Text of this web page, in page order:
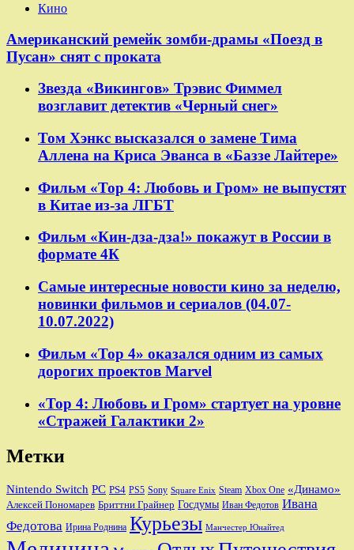
Кино
Американский ремейк зомби-драмы «Поезд в
Пусан» снят с проката
Звезда «Викингов» Трэвис Фиммел
возглавит детектив «Черный снег»
Том Хэнкс высказался о замене Тима
Аллена на Криса Эванса в «Баззе Лайтере»
Фильм «Тор 4: Любовь и Гром» не выпустят
в Китае из-за ЛГБТ
Фильм «Кин-дза-дза!» покажут в России в
формате 4К
Самые интересные новости кино за неделю,
новинки фильмов и сериалов (04.07-
10.07.2022)
Фильм «Тор 4» оказался одним из самых
дорогих проектов Marvel
«Тор 4: Любовь и Гром» стартует на уровне
«Стражей Галактики 2»
Метки
Nintendo Switch PC PS4 PS5 Sony Square Enix Steam Xbox One «Динамо»
Алексей Пономарев Бриттни Грайнер Госдумы Иван Федотов Ивана
Федотова Ирина Роднина Курьезы Манчестер Юнайтед